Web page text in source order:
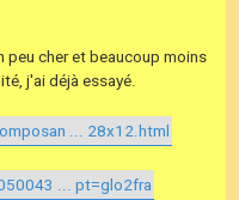
peu cher et beaucoup moins
j'ai déjà essayé.
... 28x12.html
... pt=glo2fra